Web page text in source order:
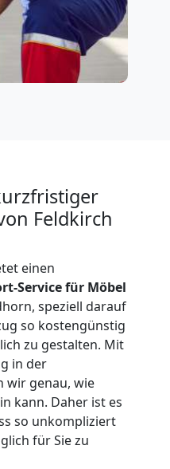
Feldkirch
einen
Service für Möbel
speziell darauf
so kostengünstig
zu gestalten. Mit
in der
wir genau, wie
kann. Daher ist es
so unkompliziert
für Sie zu